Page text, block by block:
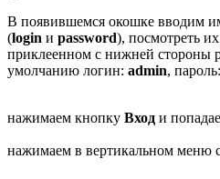
В появившемся окошке вводим
(login и password), посмотреть
приклеенном с нижней стороны
умолчанию логин: admin, пароль:
нажимаем кнопку Вход и
нажимаем в вертикальном меню